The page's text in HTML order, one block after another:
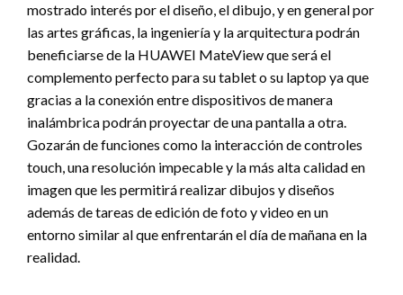
mostrado interés por el diseño, el dibujo, y en general por
las artes gráficas, la ingeniería y la arquitectura podrán
beneficiarse de la HUAWEI MateView que será el
complemento perfecto para su tablet o su laptop ya que
gracias a la conexión entre dispositivos de manera
inalámbrica podrán proyectar de una pantalla a otra.
Gozarán de funciones como la interacción de controles
touch, una resolución impecable y la más alta calidad en
imagen que les permitirá realizar dibujos y diseños
además de tareas de edición de foto y video en un
entorno similar al que enfrentarán el día de mañana en la
realidad.